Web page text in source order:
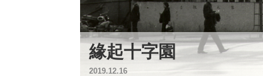
緣起十字園
2019.12.16